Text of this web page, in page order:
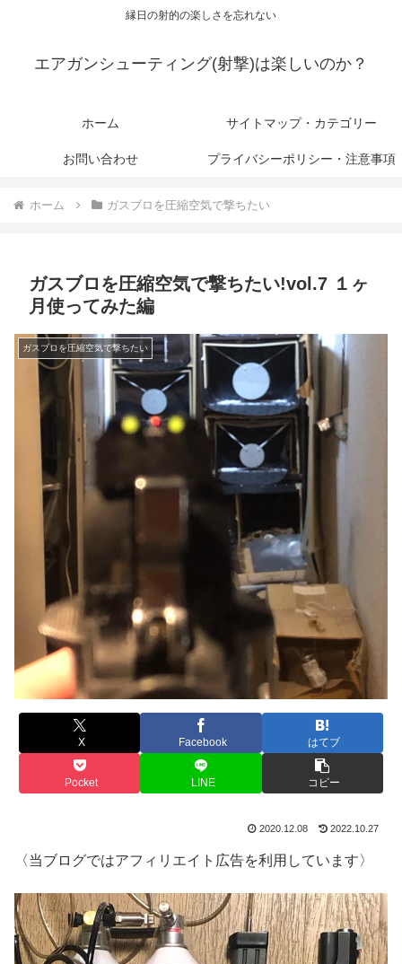
縁日の射的の楽しさを忘れない
エアガンシューティング(射撃)は楽しいのか？
ホーム サイトマップ・カテゴリー
お問い合わせ プライバシーポリシー・注意事項
ホーム ガスブロを圧縮空気で撃ちたい
ガスブロを圧縮空気で撃ちたい!vol.7 １ヶ
月使ってみた編
ガスブロを圧縮空気で撃ちたい
X Facebook はてブ
Pocket LINE コピー
2020.12.08 2022.10.27
〈当ブログではアフィリエイト広告を利用しています〉